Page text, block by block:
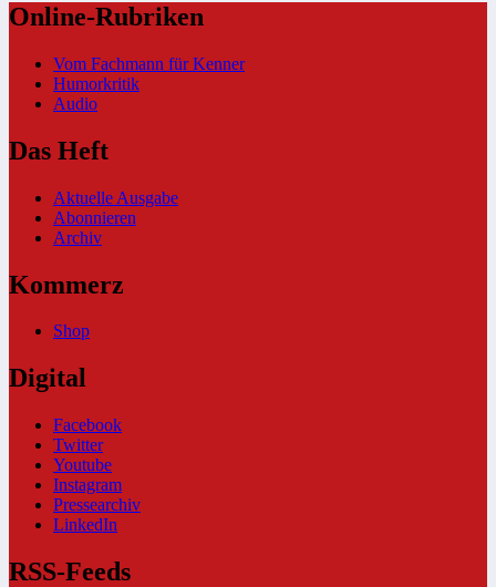
Online-Rubriken
Vom Fachmann für Kenner
Humorkritik
Audio
Das Heft
Aktuelle Ausgabe
Abonnieren
Archiv
Kommerz
Shop
Digital
Facebook
Twitter
Youtube
Instagram
Pressearchiv
LinkedIn
RSS-Feeds